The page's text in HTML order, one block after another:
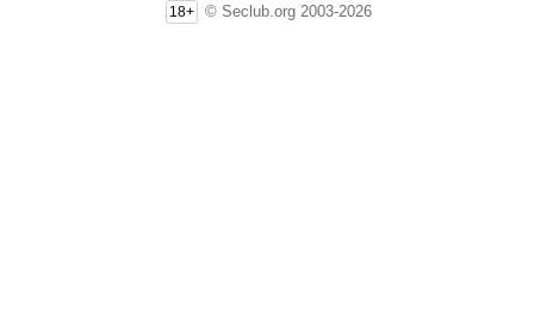
18+ © Seclub.org 2003-2026